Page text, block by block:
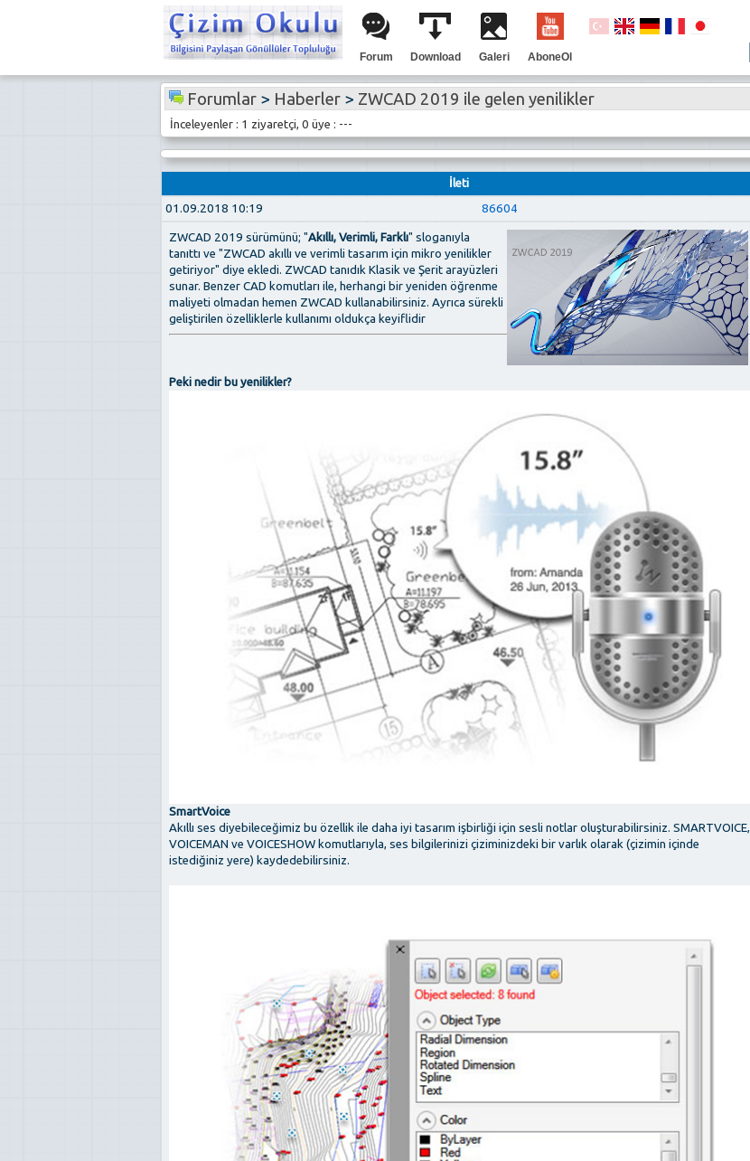
Forum Download Galeri AboneOl
Forumlar> Haberler> ZWCAD 2019 ile gelen yenilikler
İnceleyenler : 1 ziyaretçi, 0 üye : ---
İleti
01.09.2018 10:19
86604
ZWCAD 2019 sürümünü; "Akıllı, Verimli, Farklı" sloganıyla
tanıttı ve "ZWCAD akıllı ve verimli tasarım için mikro yenilikler
getiriyor" diye ekledi. ZWCAD tanıdık Klasik ve Şerit arayüzleri
sunar. Benzer CAD komutları ile, herhangi bir yeniden öğrenme
maliyeti olmadan hemen ZWCAD kullanabilirsiniz. Ayrıca sürekli
geliştirilen özelliklerle kullanımı oldukça keyiflidir
Peki nedir bu yenilikler?
SmartVoice
Akıllı ses diyebileceğimiz bu özellik ile daha iyi tasarım işbirliği için sesli notlar oluşturabilirsiniz. SMARTVOICE,
VOICEMAN ve VOICESHOW komutlarıyla, ses bilgilerinizi çiziminizdeki bir varlık olarak (çizimin içinde
istediğiniz yere) kaydedebilirsiniz.